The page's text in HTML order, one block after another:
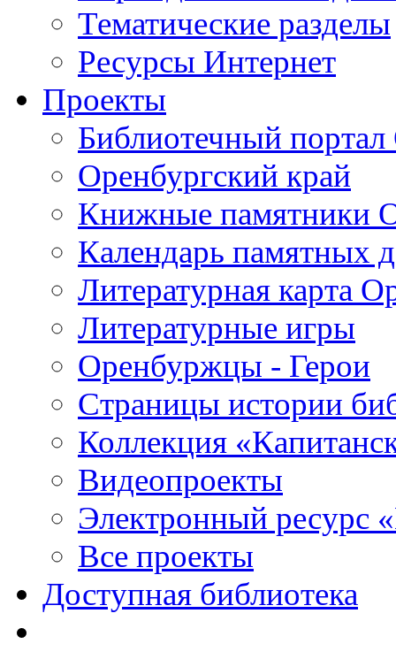
Тематические разделы
Ресурсы Интернет
Проекты
Библиотечный портал
Оренбургский край
Книжные памятники
Календарь памятных
Литературная карта
Литературные игры
Оренбуржцы - Герои
Страницы истории
Коллекция
Видеопроекты
Электронный ресурс
Все проекты
Доступная библиотека